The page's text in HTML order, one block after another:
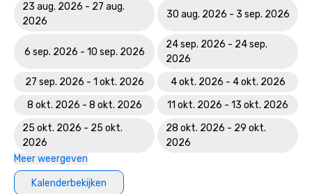
23 aug. 2026 - 27 aug.
2026
30 aug. 2026 - 3 sep. 2026
6 sep. 2026 - 10 sep. 2026
24 sep. 2026 - 24 sep.
2026
27 sep. 2026 - 1 okt. 2026
4 okt. 2026 - 4 okt. 2026
8 okt. 2026 - 8 okt. 2026
11 okt. 2026 - 13 okt. 2026
25 okt. 2026 - 25 okt.
2026
28 okt. 2026 - 29 okt.
2026
Meer weergeven
Kalenderbekijken